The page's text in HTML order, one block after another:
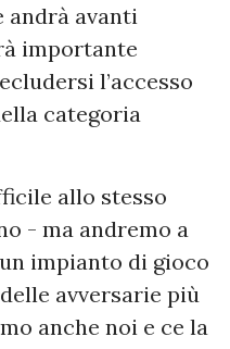
andrà avanti
importante
l’accesso
categoria
allo stesso
- ma andremo a
impianto di gioco
avversarie più
anche noi e ce la